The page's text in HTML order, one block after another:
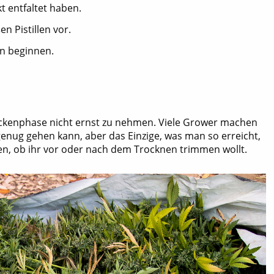
entfaltet haben.
Pistillen vor.
beginnen.
nicht ernst zu nehmen. Viele Grower machen
gehen kann, aber das Einzige, was man so erreicht,
ob ihr vor oder nach dem Trocknen trimmen wollt.